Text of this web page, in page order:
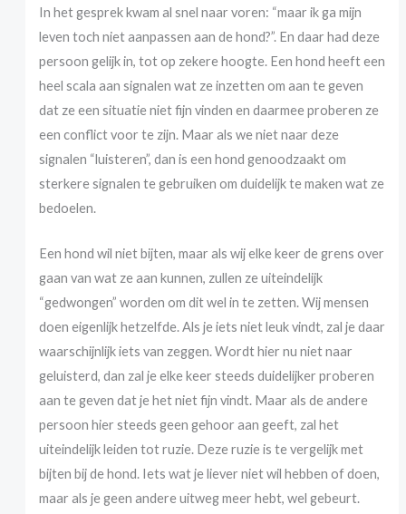
In het gesprek kwam al snel naar voren: “maar ik ga mijn
leven toch niet aanpassen aan de hond?”. En daar had deze
persoon gelijk in, tot op zekere hoogte. Een hond heeft een
heel scala aan signalen wat ze inzetten om aan te geven
dat ze een situatie niet fijn vinden en daarmee proberen ze
een conflict voor te zijn. Maar als we niet naar deze
signalen “luisteren”, dan is een hond genoodzaakt om
sterkere signalen te gebruiken om duidelijk te maken wat ze
bedoelen.
Een hond wil niet bijten, maar als wij elke keer de grens over
gaan van wat ze aan kunnen, zullen ze uiteindelijk
“gedwongen” worden om dit wel in te zetten. Wij mensen
doen eigenlijk hetzelfde. Als je iets niet leuk vindt, zal je daar
waarschijnlijk iets van zeggen. Wordt hier nu niet naar
geluisterd, dan zal je elke keer steeds duidelijker proberen
aan te geven dat je het niet fijn vindt. Maar als de andere
persoon hier steeds geen gehoor aan geeft, zal het
uiteindelijk leiden tot ruzie. Deze ruzie is te vergelijk met
bijten bij de hond. Iets wat je liever niet wil hebben of doen,
maar als je geen andere uitweg meer hebt, wel gebeurt.